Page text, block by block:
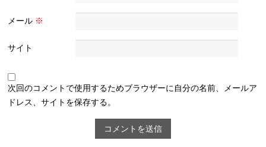
メール ※
サイト
次回のコメントで使用するためブラウザーに自分の名前、メールア
ドレス、サイトを保存する。